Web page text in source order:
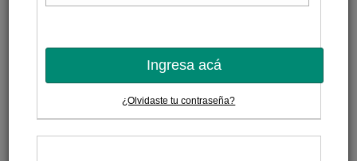
Ingresa acá
¿Olvidaste tu contraseña?